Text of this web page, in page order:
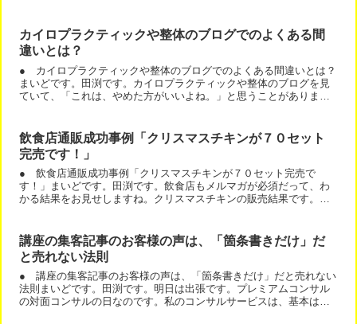
カイロプラクティックや整体のブログでのよくある間
違いとは？
● カイロプラクティックや整体のブログでのよくある間違いとは？
まいどです。田渕です。カイロプラクティックや整体のブログを見
ていて、「これは、やめた方がいいよね。」と思うことがありま
飲食店通販成功事例「クリスマスチキンが７０セット
完売です！」
● 飲食店通販成功事例「クリスマスチキンが７０セット完売で
す！」まいどです。田渕です。飲食店もメルマガが必須だって、わ
かる結果をお見せしますね。クリスマスチキンの販売結果です。店
講座の集客記事のお客様の声は、「箇条書きだけ」だ
と売れない法則
● 講座の集客記事のお客様の声は、「箇条書きだけ」だと売れない
法則まいどです。田渕です。明日は出張です。プレミアムコンサル
の対面コンサルの日なのです。私のコンサルサービスは、基本は会